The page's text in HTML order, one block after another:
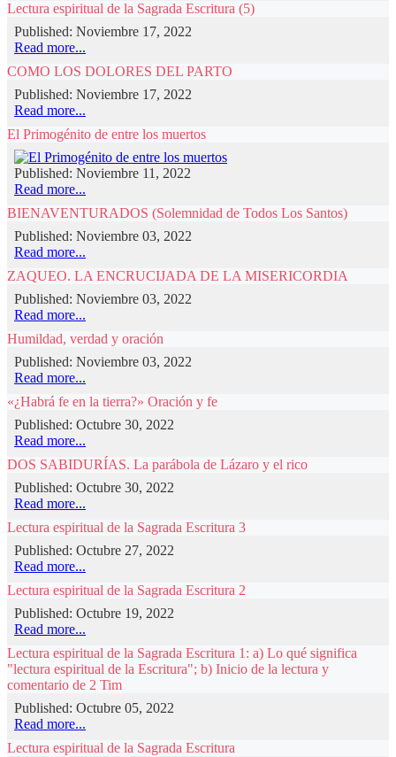
Lectura espiritual de la Sagrada Escritura (5)
Published: Noviembre 17, 2022
Read more...
COMO LOS DOLORES DEL PARTO
Published: Noviembre 17, 2022
Read more...
El Primogénito de entre los muertos
Published: Noviembre 11, 2022
Read more...
BIENAVENTURADOS (Solemnidad de Todos Los Santos)
Published: Noviembre 03, 2022
Read more...
ZAQUEO. LA ENCRUCIJADA DE LA MISERICORDIA
Published: Noviembre 03, 2022
Read more...
Humildad, verdad y oración
Published: Noviembre 03, 2022
Read more...
«¿Habrá fe en la tierra?» Oración y fe
Published: Octubre 30, 2022
Read more...
DOS SABIDURÍAS. La parábola de Lázaro y el rico
Published: Octubre 30, 2022
Read more...
Lectura espiritual de la Sagrada Escritura 3
Published: Octubre 27, 2022
Read more...
Lectura espiritual de la Sagrada Escritura 2
Published: Octubre 19, 2022
Read more...
Lectura espiritual de la Sagrada Escritura 1: a) Lo qué significa
"lectura espiritual de la Escritura"; b) Inicio de la lectura y
comentario de 2 Tim
Published: Octubre 05, 2022
Read more...
Lectura espiritual de la Sagrada Escritura